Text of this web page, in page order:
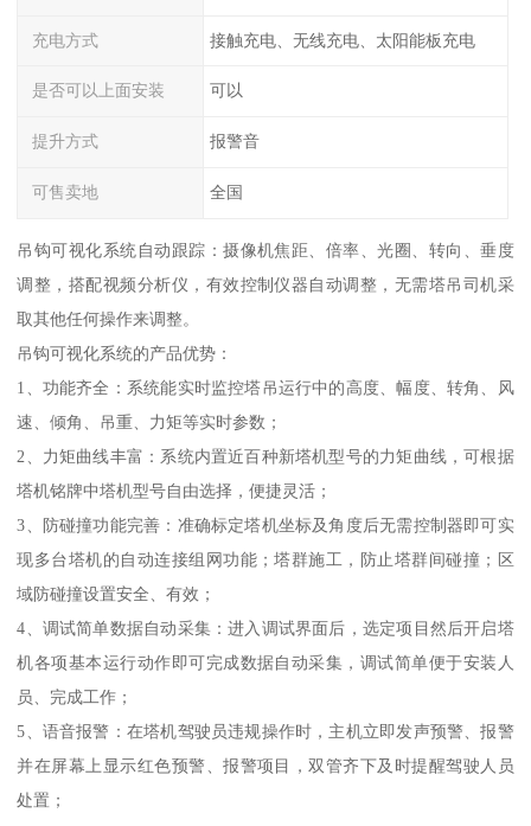
充电方式 接触充电、无线充电、太阳能板充电
是否可以上面安装 可以
提升方式 报警音
可售卖地 全国
吊钩可视化系统自动跟踪：摄像机焦距、倍率、光圈、转向、垂度
调整，搭配视频分析仪，有效控制仪器自动调整，无需塔吊司机采
取其他任何操作来调整。
吊钩可视化系统的产品优势：
1、功能齐全：系统能实时监控塔吊运行中的高度、幅度、转角、风
速、倾角、吊重、力矩等实时参数；
2、力矩曲线丰富：系统内置近百种新塔机型号的力矩曲线，可根据
塔机铭牌中塔机型号自由选择，便捷灵活；
3、防碰撞功能完善：准确标定塔机坐标及角度后无需控制器即可实
现多台塔机的自动连接组网功能；塔群施工，防止塔群间碰撞；区
域防碰撞设置安全、有效；
4、调试简单数据自动采集：进入调试界面后，选定项目然后开启塔
机各项基本运行动作即可完成数据自动采集，调试简单便于安装人
员、完成工作；
5、语音报警：在塔机驾驶员违规操作时，主机立即发声预警、报警
并在屏幕上显示红色预警、报警项目，双管齐下及时提醒驾驶人员
处置；